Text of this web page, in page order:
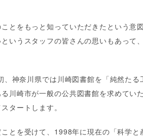
とをもっと知っていただきたという意
いうスタッフの皆さんの思いもあって
神奈川県では川崎図書館を「純然たる
川崎市が一般の公共図書館を求めてい
タートします。
とを受けて、1998年に現在の「科学と